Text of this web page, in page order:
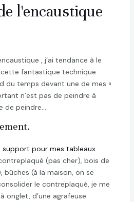
l'encaustique
, j’ai tendance à le
fantastique technique
du temps devant une de mes «
n’est pas de peindre à
de peindre…
support pour mes tableaux.
(pas cher), bois de
(à la maison, on se
le contreplaqué, je me
onglet, d’une agrafeuse